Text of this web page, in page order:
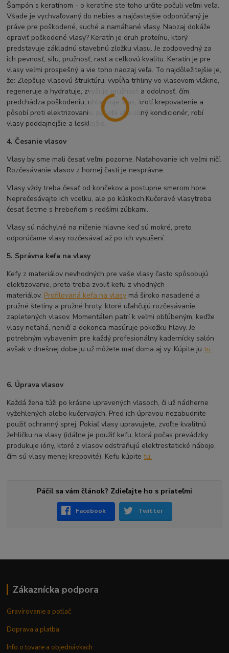
Šampón s keratínom - o keratíne ste toho určite počuli veľmi veľa.
Všade je vychvaľovaný do nebies a najčastejšie odporúčaný je
práve pre poškodené, suché a namáhané vlasy. Naozaj dokáže
opraviť poškodené vlasy? Keratín je druh proteínu, ktorý
predstavuje základnú stavebnú zložku vlasu. Je zodpovedný za
ich pevnosť, silu, pružnosť, rast a celkovú kvalitu. Keratín je pre
vlasy veľmi prospešný a vie toho naozaj veľa. To najdôležitejšie je,
že: Zlepšuje vlasovú štruktúru, vypĺňa trhliny vo vlasovom vlákne,
regeneruje a hydratuje, zvyšuje pružnosť a odolnosť, čím
predchádza poškodeniu, uhladzuje vlas, krotí krepovatenie a
pôsobí proti elektrizovaniu, pôsobí ako silný kondicionér, robí
vlasy poddajnejšie a lesklejšie.
4. Česanie vlasov
Vlasy by sme mali česať veľmi pozorne. Naťahovanie ich veľmi ničí.
Rozčesávanie vlasov z hornej časti je nesprávne.
Vlasy vždy treba česať od končekov a postupne smerom hore.
Neprečesávajte ich vcelku, ale po kúskoch.Kučeravé vlasytreba
česať šetrne s hrebeňom s redšími zúbkami.
Vlasy sú náchylné na ničenie hlavne keď sú mokré, preto
odporúčame vlasy rozčesávať až po ich vysušení.
5. Správna kefa na vlasy
Kefy z materiálov nevhodných pre vaše vlasy často spôsobujú
elektizovanie, preto treba zvoliť kefu z vhodných
materiálov. Profilovaná kefa na vlasy má široko nasadené a
pružné štetiny a pružné hroty, ktoré uľahčujú rozčesávanie
zapletených vlasov. Momentálen patrí k veľmi obľúbeným, keďže
vlasy neťahá, neničí a dokonca masúruje pokožku hlavy. Je
potrebným vybavením pre každý profesionálny kadernícky salón
avšak v dnešnej dobe ju už môžete mať doma aj vy. Kúpite jutu.
6. Úprava vlasov
Každá žena túži po krásne upravených vlasoch, či už nádherne
vyžehlených alebo kučervaých. Pred ich úpravou nezabudnite
použiť ochranný sprej. Pokiaľ vlasy upravujete, zvoľte kvalitnú
žehličku na vlasy (idálne je použiť kefu, ktorá počas prevádzky
produkuje ióny, ktoré z vlasov odstraňujú elektrostatické náboje,
čím sú vlasy menej krepovité). Kefu kúpitetu.
Páčil sa vám článok? Zdieľajte ho s priateľmi
Facebook Twitter
Zákaznícka podpora
Gravírovanie a potlač
Doprava a platba
Info o tovare a objednávkach